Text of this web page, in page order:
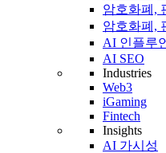
암호화폐,
암호화폐,
AI 인플루
AI SEO
Industries
Web3
iGaming
Fintech
Insights
AI 가시성